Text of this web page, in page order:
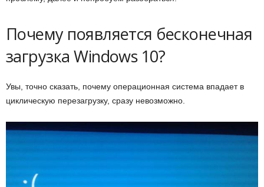
Почему появляется бесконечная
загрузка Windows 10?
Увы, точно сказать, почему операционная система впадает в
циклическую перезагрузку, сразу невозможно.